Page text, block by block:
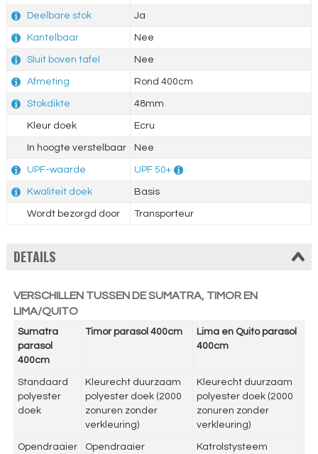
Deelbare stok Ja
Kantelbaar Nee
Sluit boven tafel Nee
Afmeting Rond 400cm
Stokdikte 48mm
Kleur doek Ecru
In hoogte verstelbaar Nee
UPF-waarde UPF 50+
Kwaliteit doek Basis
Wordt bezorgd door Transporteur
DETAILS
VERSCHILLEN TUSSEN DE SUMATRA, TIMOR EN
LIMA/QUITO
Sumatra
parasol
400cm
Timor parasol 400cm
Lima en Quito parasol
400cm
Standaard
polyester
doek
Kleurecht duurzaam
polyester doek (2000
zonuren zonder
verkleuring)
Kleurecht duurzaam
polyester doek (2000
zonuren zonder
verkleuring)
Opendraaier Opendraaier Katrolstysteem